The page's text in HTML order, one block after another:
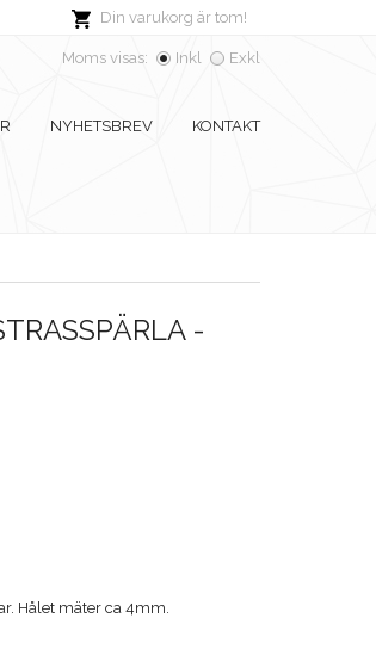
Din varukorg är tom!
Moms visas: Inkl Exkl
NYHETSBREV KONTAKT
-
Hålet mäter ca 4mm.